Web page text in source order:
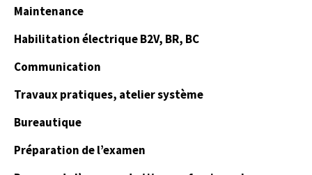
Maintenance
Habilitation électrique B2V, BR, BC
Communication
Travaux pratiques, atelier système
Bureautique
Préparation de l’examen